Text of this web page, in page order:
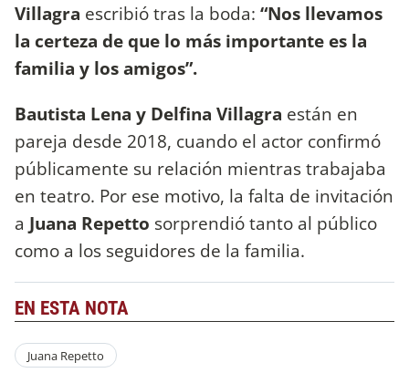
Villagra escribió tras la boda: “Nos llevamos
la certeza de que lo más importante es la
familia y los amigos”.
Bautista Lena y Delfina Villagra están en
pareja desde 2018, cuando el actor confirmó
públicamente su relación mientras trabajaba
en teatro. Por ese motivo, la falta de invitación
a Juana Repetto sorprendió tanto al público
como a los seguidores de la familia.
EN ESTA NOTA
Juana Repetto